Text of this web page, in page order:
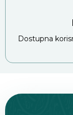
Dostupna